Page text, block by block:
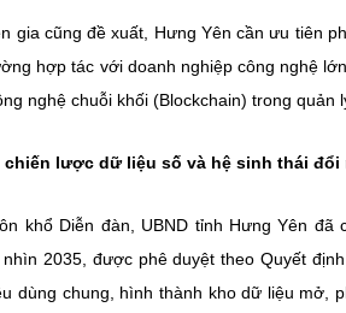
gia cũng đề xuất, Hưng Yên cần ưu tiên
hợp tác với doanh nghiệp công nghệ
nghệ chuỗi khối (Blockchain) trong quản
chiến lược dữ liệu số và hệ sinh thái đổi
khổ Diễn đàn, UBND tỉnh Hưng Yên
nhìn 2035, được phê duyệt theo Quyết
dùng chung, hình thành kho dữ liệu mở,